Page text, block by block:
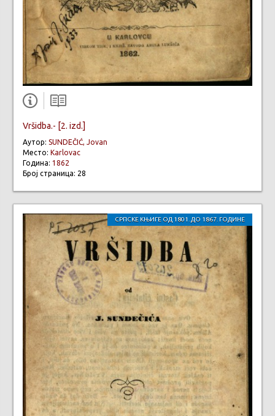
Vršidba.- [2. izd.]
Аутор: SUNDEČIĆ, Jovan
Место: Karlovac
Година: 1862
Број страница: 28
СРПСКЕ КЊИГЕ ОД 1801. ДО 1867. ГОДИНЕ